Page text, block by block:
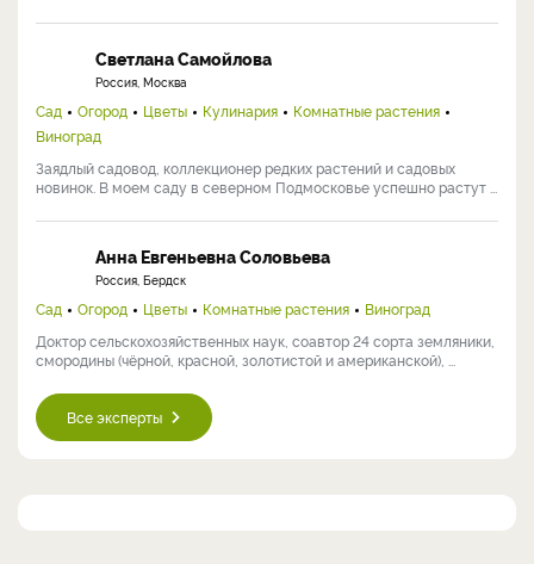
Светлана Самойлова
Россия, Москва
Сад Огород Цветы Кулинария
Комнатные растения
Виноград
Заядлый садовод, коллекционер редких растений и садовых
новинок. В моем саду в северном Подмосковье успешно растут ...
Анна Евгеньевна Соловьева
Россия, Бердск
Сад Огород Цветы Комнатные растения
Виноград
Доктор сельскохозяйственных наук, соавтор 24 сорта земляники,
смородины (чёрной, красной, золотистой и американской), ...
Все эксперты